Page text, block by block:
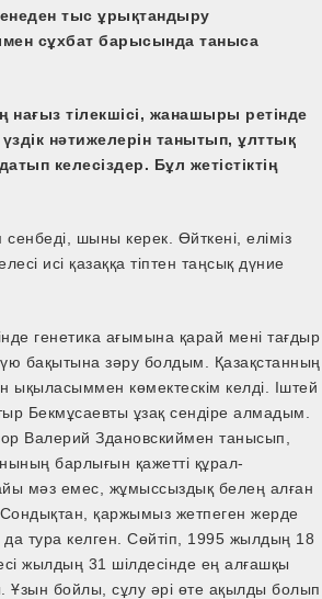
тыс ұрықтандыру
сұхбат барысында таныса
тілекшісі, жанашыры ретінде
нәтижелерін танытып, ұлттық
келесіздер. Бұл жетістіктің
шыны керек. Өйткені, еліміз
исі қазаққа тіптен таңсық дүние
генетика ағымына қарай мені тағдыр
бақытына зәру болдым. Қазақстанның
ықыласыммен көмектескім келді. Іштей
Бекмұсаевты ұзақ сендіре алмадым.
Валерий Здановскиймен танысып,
барлығын қажетті құрал-
мәз емес, жұмыссыздық белең алған
қаржымыз жетпеген жерде
тура келген. Сөйтіп, 1995 жылдың 18
жылдың 31 шілдесінде ең алғашқы
Ұзын бойлы, сұлу әрі өте ақылды болып